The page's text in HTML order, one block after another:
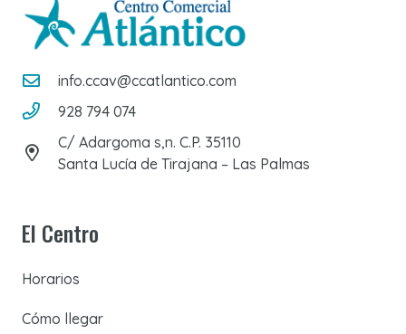
info.ccav@ccatlantico.com
928 794 074
C/ Adargoma s,n. C.P. 35110
Santa Lucía de Tirajana – Las Palmas
El Centro
Horarios
Cómo llegar